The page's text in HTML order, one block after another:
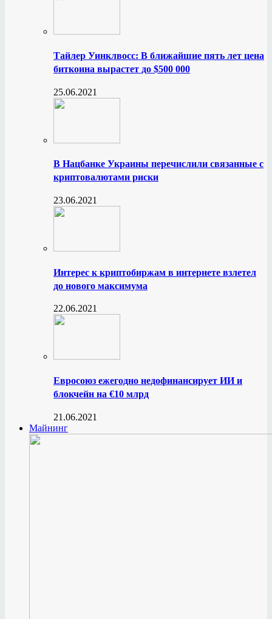
Тайлер Уинклвосс: В ближайшие пять лет цена
биткоина вырастет до $500 000
25.06.2021
В Нацбанке Украины перечислили связанные с
криптовалютами риски
23.06.2021
Интерес к криптобиржам в интернете взлетел
до нового максимума
22.06.2021
Евросоюз ежегодно недофинансирует ИИ и
блокчейн на €10 млрд
21.06.2021
Майнинг